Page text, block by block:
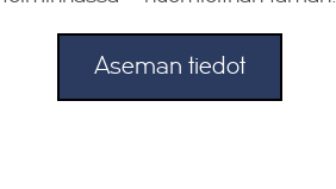
Aseman tiedot